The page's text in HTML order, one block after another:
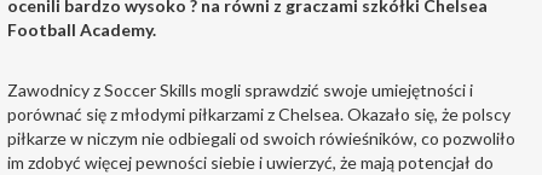
ocenili bardzo wysoko ? na równi z graczami szkółki Chelsea
Football Academy.
Zawodnicy z Soccer Skills mogli sprawdzić swoje umiejętności i
porównać się z młodymi piłkarzami z Chelsea. Okazało się, że polscy
piłkarze w niczym nie odbiegali od swoich rówieśników, co pozwoliło
im zdobyć więcej pewności siebie i uwierzyć, że mają potencjał do